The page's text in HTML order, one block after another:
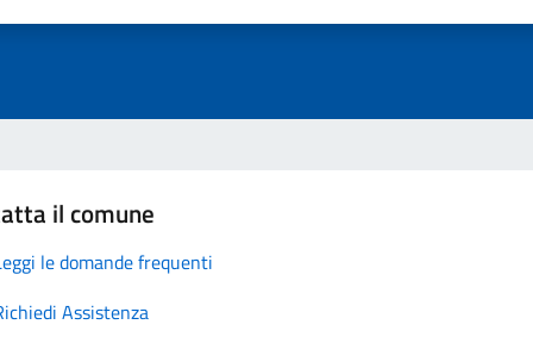
il comune
le domande frequenti
Assistenza